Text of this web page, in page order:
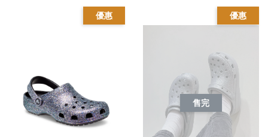
優惠 優惠
售完